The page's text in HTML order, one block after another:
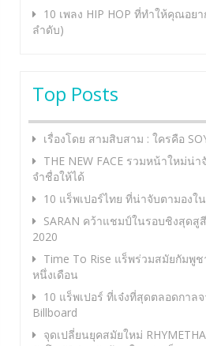
10 เพลง HIP HOP ที่ทำให้คุณอย
ลำดับ)
Top Posts
เรื่องโดย สามสิบสาม : ใครคือ
THE NEW FACE รวมหน้าใหม่น่
จำชื่อให้ได้
10 แร็พเปอร์ไทย ที่น่าจับตามองใ
SARAN คว้าแชมป์ในรอบชิงสุดสู
2020
Time To Rise แร็พร่วมสมัยกัมพู
หนึ่งเดือน
10 แร็พเปอร์ ที่เจ๋งที่สุดตลอดกาล
Billboard
จุดเปลี่ยนยุคสมัยใหม่